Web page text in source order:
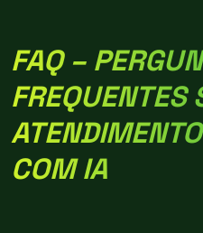
FAQ –
FREQUENTES
COM IA